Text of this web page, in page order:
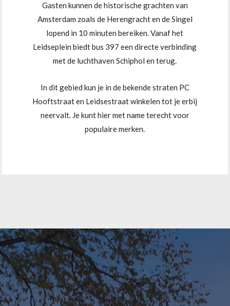
Gasten kunnen de historische grachten van
Amsterdam zoals de Herengracht en de Singel
lopend in 10 minuten bereiken. Vanaf het
Leidseplein biedt bus 397 een directe verbinding
met de luchthaven Schiphol en terug.
In dit gebied kun je in de bekende straten PC
Hooftstraat en Leidsestraat winkelen tot je erbij
neervalt. Je kunt hier met name terecht voor
populaire merken.